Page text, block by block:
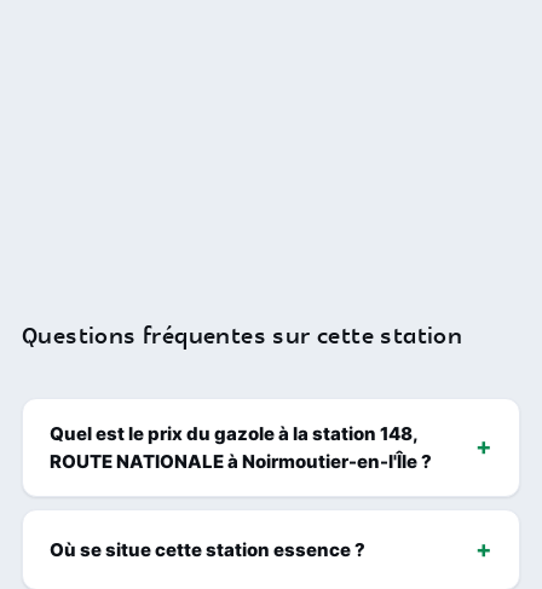
Questions fréquentes sur cette station
Quel est le prix du gazole à la station 148,
ROUTE NATIONALE à Noirmoutier-en-l'Île ?
Où se situe cette station essence ?